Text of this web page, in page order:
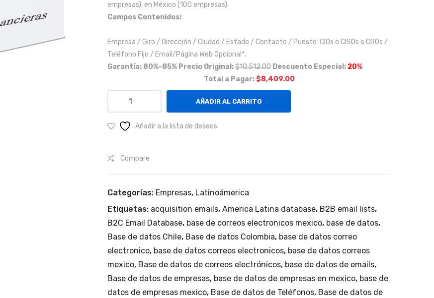
de
hol
os
en
zon
a
cen
tro
y
de
s
de
empresas), en México (100 empresas).
Campos Contenidos:
Empresa / Giro / Dirección / Ciudad / Estado / Contacto / Puesto: CIOs o CISOs o CROs /
Teléfono Fijo / Email/Página Web Opcional*.
Garantía: 80%-85% Precio Original:$10,512.00 Descuento Especial: 20%
Total a Pagar:$8,409.00
Empresas
del
giro
Ecuador,
Colombia,
Panamá
y
México.
cantidad
AÑADIR AL CARRITO
Añadir a la lista de deseos
Compare
Categorías: Empresas, Latinoámerica
Etiquetas: acquisition emails, America Latina database, B2B email lists,
B2C Email Database, base de correos electronicos mexico, base de datos,
Base de datos Chile, Base de datos Colombia, base de datos correo
electronico, base de datos correos electronicos, base de datos correos
mexico, Base de datos de correos electrónicos, base de datos de emails,
Base de datos de empresas, base de datos de empresas en mexico, base de
datos de empresas mexico, Base de datos de Teléfonos, Base de datos de